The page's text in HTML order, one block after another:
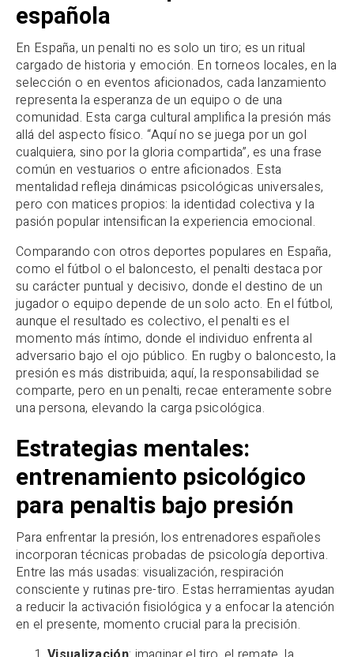
española
En España, un penalti no es solo un tiro; es un ritual
cargado de historia y emoción. En torneos locales, en la
selección o en eventos aficionados, cada lanzamiento
representa la esperanza de un equipo o de una
comunidad. Esta carga cultural amplifica la presión más
allá del aspecto físico. “Aquí no se juega por un gol
cualquiera, sino por la gloria compartida”, es una frase
común en vestuarios o entre aficionados. Esta
mentalidad refleja dinámicas psicológicas universales,
pero con matices propios: la identidad colectiva y la
pasión popular intensifican la experiencia emocional.
Comparando con otros deportes populares en España,
como el fútbol o el baloncesto, el penalti destaca por
su carácter puntual y decisivo, donde el destino de un
jugador o equipo depende de un solo acto. En el fútbol,
aunque el resultado es colectivo, el penalti es el
momento más íntimo, donde el individuo enfrenta al
adversario bajo el ojo público. En rugby o baloncesto, la
presión es más distribuida; aquí, la responsabilidad se
comparte, pero en un penalti, recae enteramente sobre
una persona, elevando la carga psicológica.
Estrategias mentales:
entrenamiento psicológico
para penaltis bajo presión
Para enfrentar la presión, los entrenadores españoles
incorporan técnicas probadas de psicología deportiva.
Entre las más usadas: visualización, respiración
consciente y rutinas pre-tiro. Estas herramientas ayudan
a reducir la activación fisiológica y a enfocar la atención
en el presente, momento crucial para la precisión.